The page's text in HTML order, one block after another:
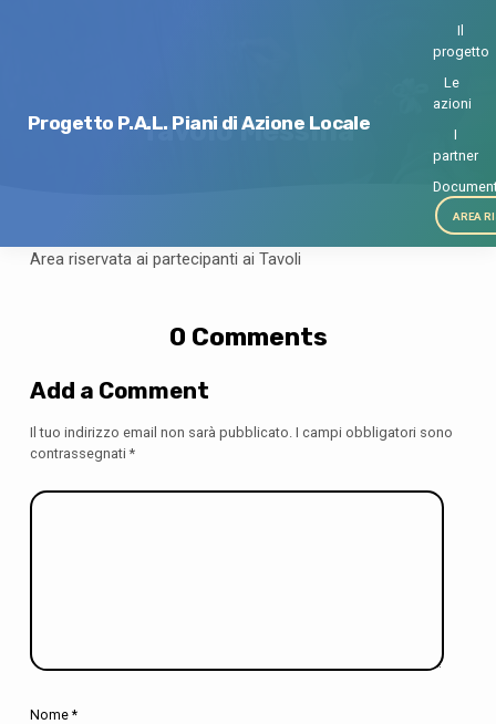
Progetto P.A.L. Piani di Azione Locale
Il
progetto
Le
azioni
I
partner
AREA
Tavolo Messina
l
M
s
Area riservata ai partecipanti ai Tavoli
0 Comments
Add a Comment
Il tuo indirizzo email non sarà pubblicato. I campi obbligatori sono
contrassegnati *
Nome *